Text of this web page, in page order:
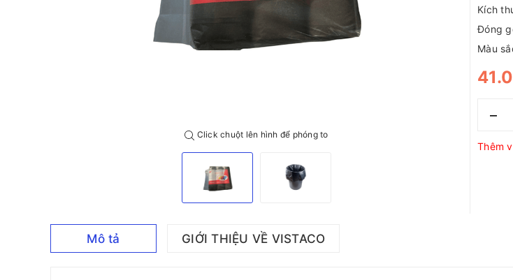
Click chuột lên hình để phóng to
Kích
Đóng
Màu
–
Thêm
Mô tả GIỚI THIỆU VỀ VISTACO